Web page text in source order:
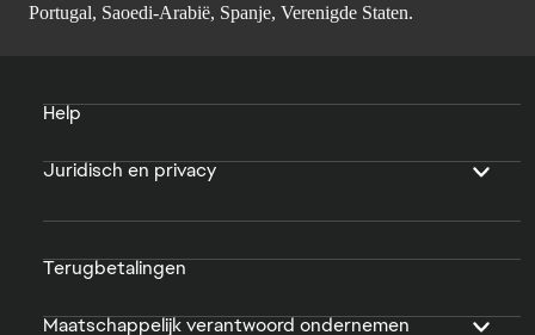
Portugal, Saoedi-Arabië, Spanje, Verenigde Staten.
Help
Juridisch en privacy
Terugbetalingen
Maatschappelijk verantwoord ondernemen